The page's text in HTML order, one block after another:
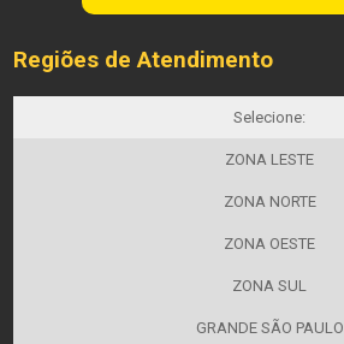
Regiões de Atendimento
Selecione:
ZONA LESTE
ZONA NORTE
ZONA OESTE
ZONA SUL
GRANDE SÃO PAULO